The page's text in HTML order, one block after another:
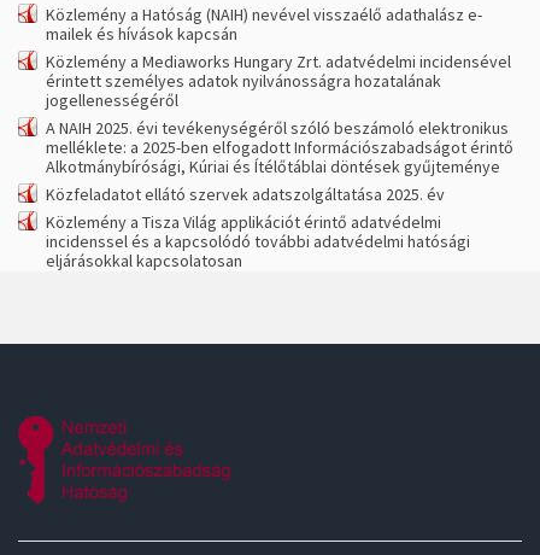
Közlemény a Hatóság (NAIH) nevével visszaélő adathalász e-
mailek és hívások kapcsán
Közlemény a Mediaworks Hungary Zrt. adatvédelmi incidensével
érintett személyes adatok nyilvánosságra hozatalának
jogellenességéről
A NAIH 2025. évi tevékenységéről szóló beszámoló elektronikus
melléklete: a 2025-ben elfogadott Információszabadságot érintő
Alkotmánybírósági, Kúriai és Ítélőtáblai döntések gyűjteménye
Közfeladatot ellátó szervek adatszolgáltatása 2025. év
Közlemény a Tisza Világ applikációt érintő adatvédelmi
incidenssel és a kapcsolódó további adatvédelmi hatósági
eljárásokkal kapcsolatosan